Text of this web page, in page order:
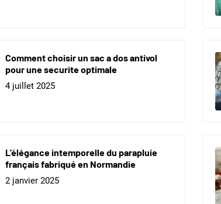
Comment choisir un sac a dos antivol
pour une securite optimale
4 juillet 2025
L’élégance intemporelle du parapluie
français fabriqué en Normandie
2 janvier 2025